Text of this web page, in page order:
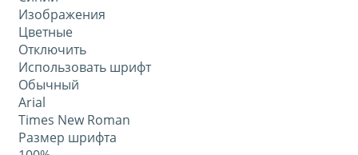
Изображения
Цветные
Отключить
Использовать шрифт
Обычный
Arial
Times New Roman
Размер шрифта